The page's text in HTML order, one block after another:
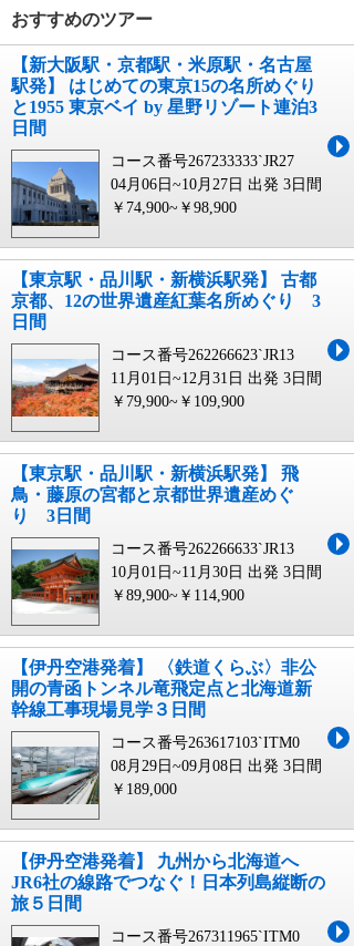
おすすめのツアー
【新大阪駅・京都駅・米原駅・名古屋
駅発】 はじめての東京15の名所めぐり
と1955 東京ベイ by 星野リゾート連泊3
日間
コース番号267233333`JR27
04月06日~10月27日 出発 3日間
￥74,900~￥98,900
【東京駅・品川駅・新横浜駅発】 古都
京都、12の世界遺産紅葉名所めぐり 3
日間
コース番号262266623`JR13
11月01日~12月31日 出発 3日間
￥79,900~￥109,900
【東京駅・品川駅・新横浜駅発】 飛
鳥・藤原の宮都と京都世界遺産めぐ
り 3日間
コース番号262266633`JR13
10月01日~11月30日 出発 3日間
￥89,900~￥114,900
【伊丹空港発着】 〈鉄道くらぶ〉非公
開の青函トンネル竜飛定点と北海道新
幹線工事現場見学３日間
コース番号263617103`ITM0
08月29日~09月08日 出発 3日間
￥189,000
【伊丹空港発着】 九州から北海道へ
JR6社の線路でつなぐ！日本列島縦断の
旅５日間
コース番号267311965`ITM0